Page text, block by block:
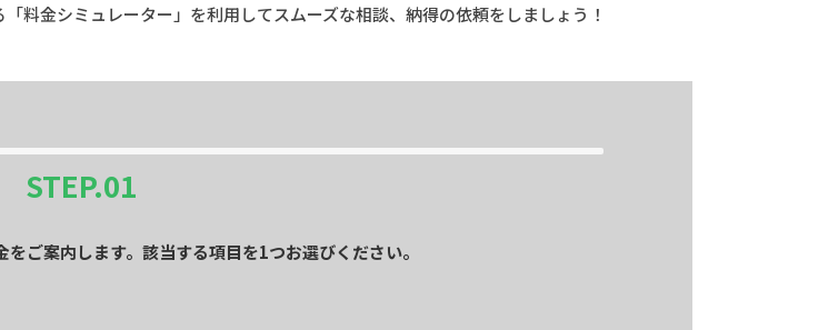
料金シミュレーター」を利用してスムーズな相談、納得の依頼をしましょう！
STEP.01
ご案内します。該当する項目を1つお選びください。